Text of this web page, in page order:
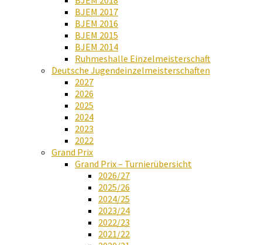
BJEM 2017
BJEM 2016
BJEM 2015
BJEM 2014
Ruhmeshalle Einzelmeisterschaft
Deutsche Jugendeinzelmeisterschaften
2027
2026
2025
2024
2023
2022
Grand Prix
Grand Prix – Turnierübersicht
2026/27
2025/26
2024/25
2023/24
2022/23
2021/22